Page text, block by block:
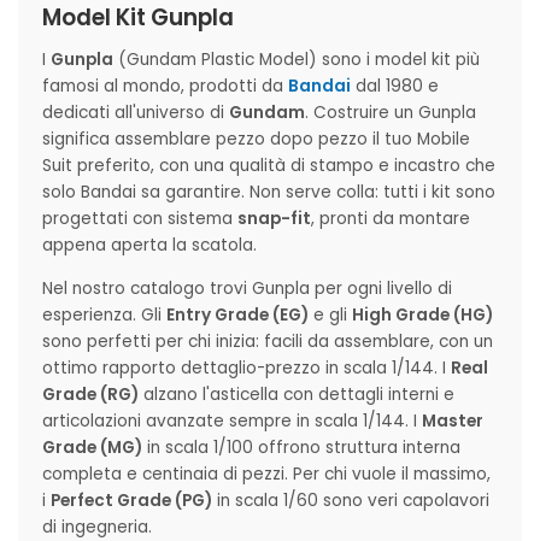
Model Kit Gunpla
I Gunpla (Gundam Plastic Model) sono i model kit più
famosi al mondo, prodotti da Bandai dal 1980 e
dedicati all'universo di Gundam. Costruire un Gunpla
significa assemblare pezzo dopo pezzo il tuo Mobile
Suit preferito, con una qualità di stampo e incastro che
solo Bandai sa garantire. Non serve colla: tutti i kit sono
progettati con sistema snap-fit, pronti da montare
appena aperta la scatola.
Nel nostro catalogo trovi Gunpla per ogni livello di
esperienza. Gli Entry Grade (EG) e gli High Grade (HG)
sono perfetti per chi inizia: facili da assemblare, con un
ottimo rapporto dettaglio-prezzo in scala 1/144. I Real
Grade (RG) alzano l'asticella con dettagli interni e
articolazioni avanzate sempre in scala 1/144. I Master
Grade (MG) in scala 1/100 offrono struttura interna
completa e centinaia di pezzi. Per chi vuole il massimo,
i Perfect Grade (PG) in scala 1/60 sono veri capolavori
di ingegneria.